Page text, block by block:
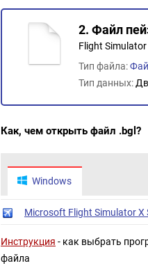
2. Файл
Flight Simulator
Тип файла:
Тип данных:
Как, чем открыть файл .bgl?
Windows
Microsoft Flight Simulator X
Инструкция - как выбрать
файла